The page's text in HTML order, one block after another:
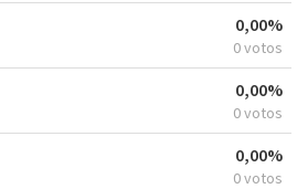
0,00%
0 votos
0,00%
0 votos
0,00%
0 votos